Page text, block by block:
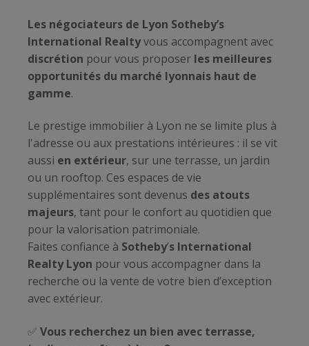
Les négociateurs de Lyon Sotheby’s
International Realtyvous accompagnent avec
discrétion pour vous proposer les meilleures
opportunités du marché lyonnais haut de
gamme.
Le prestige immobilier à Lyon ne se limite plus à
l'adresse ou aux prestations intérieures : il se vit
aussi en extérieur, sur une terrasse, un jardin
ou un rooftop. Ces espaces de vie
supplémentaires sont devenus des atouts
majeurs, tant pour le confort au quotidien que
pour la valorisation patrimoniale.
Faites confiance à Sotheby’s International
Realty Lyon pour vous accompagner dans la
recherche ou la vente de votre bien d’exception
avec extérieur.
✅ Vous recherchez un bien avec terrasse,